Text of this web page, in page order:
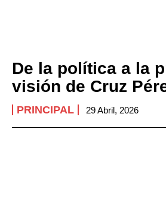
De la política a la
visión de Cruz
PRINCIPAL 29 Abril, 2026